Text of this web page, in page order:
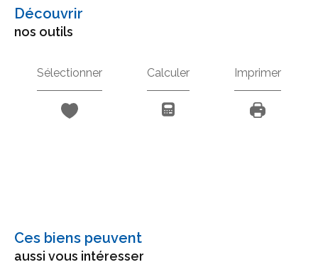
découvrir
nos outils
Sélectionner Calculer Imprimer
Ces biens peuvent
aussi vous intéresser